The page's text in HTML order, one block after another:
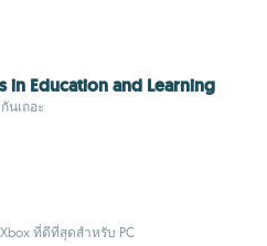
in Education and Learning
นเถอะ
ที่ดีที่สุดสำหรับ PC